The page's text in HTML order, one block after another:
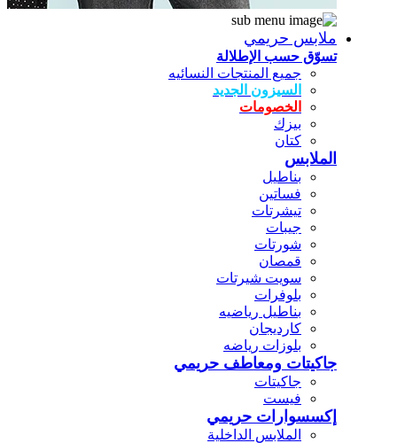
ملابس حريمي
تسوّق حسب الإطلالة
جميع المنتجات النسائيه
السيزون الجديد
الخصومات
بيزك
كتان
الملابس
بناطيل
فساتين
تيشرتات
جيبات
شورتات
قمصان
سويت شيرتات
بلوفرات
بناطيل رياضيه
كارديجان
بلوزات رياضه
جاكيتات ومعاطف حريمي
جاكيتات
فيست
إكسسوارات حريمي
الملابس الداخلية